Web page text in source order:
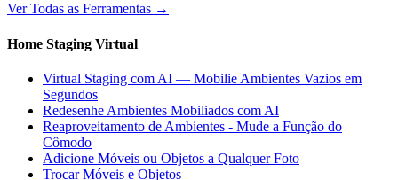
Ver Todas as Ferramentas →
Home Staging Virtual
Virtual Staging com AI — Mobilie Ambientes Vazios em
Segundos
Redesenhe Ambientes Mobiliados com AI
Reaproveitamento de Ambientes - Mude a Função do
Cômodo
Adicione Móveis ou Objetos a Qualquer Foto
Trocar Móveis e Objetos